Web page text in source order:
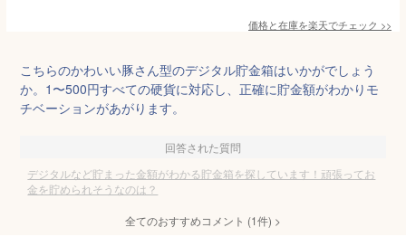
価格と在庫を楽天でチェック >>
こちらのかわいい豚さん型のデジタル貯金箱はいかがでしょう
か。1〜500円すべての硬貨に対応し、正確に貯金額がわかりモ
チベーションがあがります。
回答された質問
デジタルなど貯まった金額がわかる貯金箱を探しています！頑張ってお
金を貯められそうなのは？
全てのおすすめコメント (1件) >